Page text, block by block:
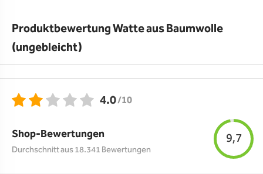
Produktbewertung Watte aus Baumwolle
(ungebleicht)
4.0/10
Shop-Bewertungen
Durchschnitt aus 18.341 Bewertungen
9,7